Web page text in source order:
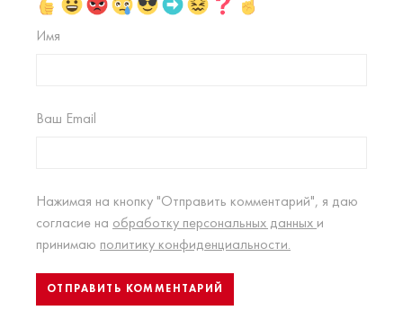
Имя
Ваш Email
Нажимая на кнопку "Отправить комментарий", я даю
согласие на обработку персональных данных и
принимаю политику конфиденциальности.